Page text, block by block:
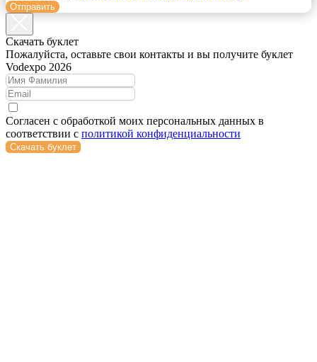
Отправить
Cкачать буклет
Пожалуйста, оставьте свои контакты и вы получите буклет
Vodexpo 2026
Согласен с обработкой моих персональных данных в
соответствии с политикой конфиденциальности
Скачать буклет